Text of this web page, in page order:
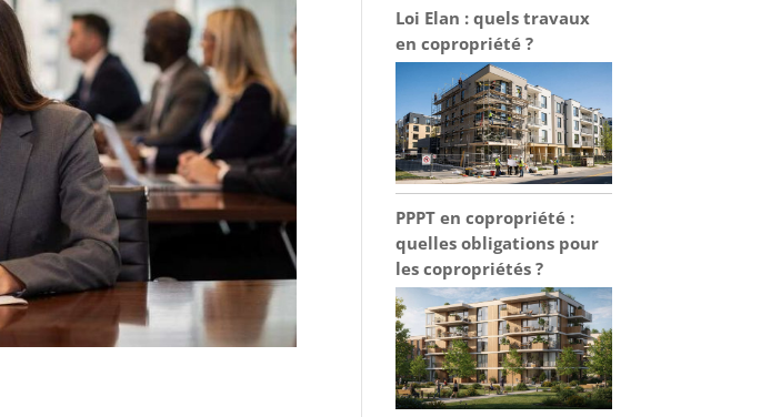
Loi Elan : quels travaux
en copropriété ?
PPPT en copropriété :
quelles obligations pour
les copropriétés ?